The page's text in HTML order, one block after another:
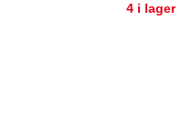
4 i lager